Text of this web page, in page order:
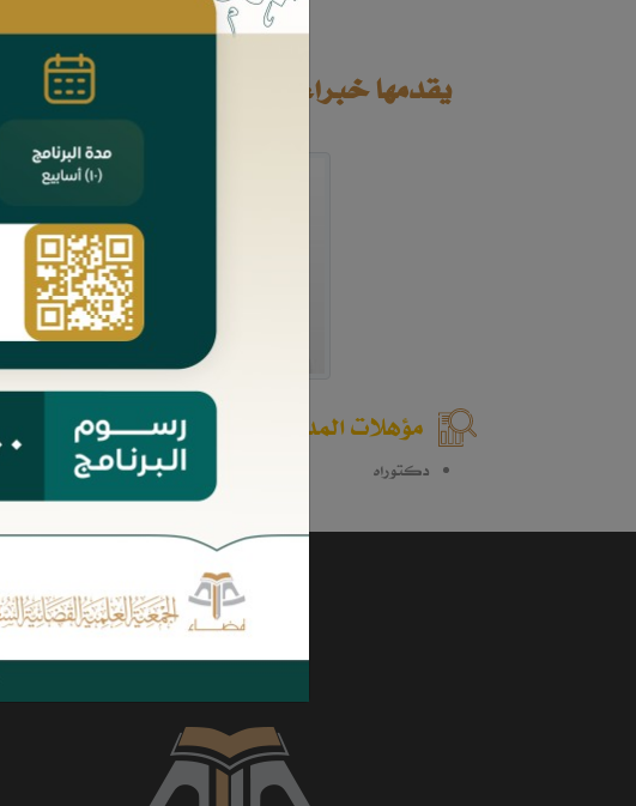
يقدمها خبراء وممارسون في مجال الزكاة
مؤهلات المدرب
دكتوراه